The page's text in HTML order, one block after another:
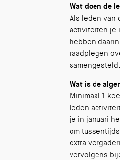
Wat doen de
Als leden van
activiteiten je
hebben
raadplegen
samengesteld.
Wat is de
Minimaal 1
leden
je in januari
om
extra
vervolgens